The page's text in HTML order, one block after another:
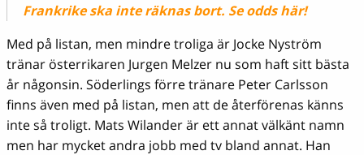
Frankrike ska inte räknas bort. Se odds här!
Med på listan, men mindre troliga är Jocke Nyström
tränar österrikaren Jurgen Melzer nu som haft sitt bästa
år någonsin. Söderlings förre tränare Peter Carlsson
finns även med på listan, men att de återförenas känns
inte så troligt. Mats Wilander är ett annat välkänt namn
men har mycket andra jobb med tv bland annat. Han